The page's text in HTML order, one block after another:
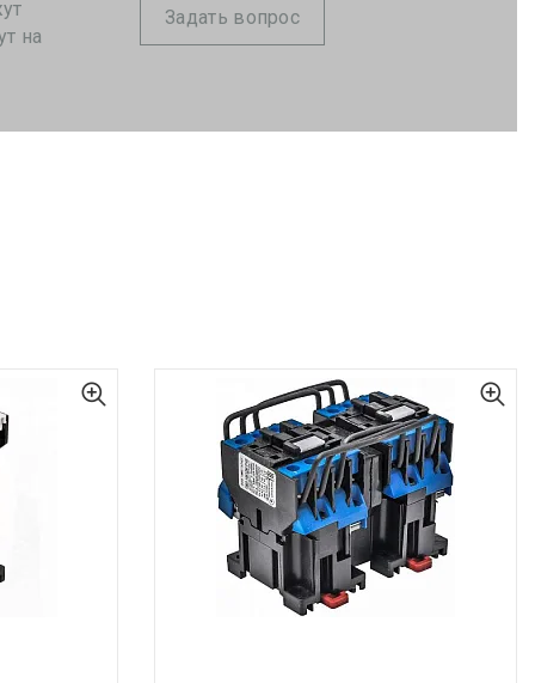
на
Задать вопрос